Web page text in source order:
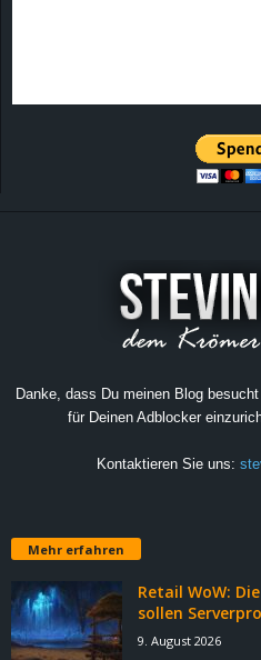
Danke, dass Du meinen Blog
für Deinen Adblocker
Kontaktieren Sie uns:
Mehr erfahren
Retail WoW:
sollen
9. August 2026